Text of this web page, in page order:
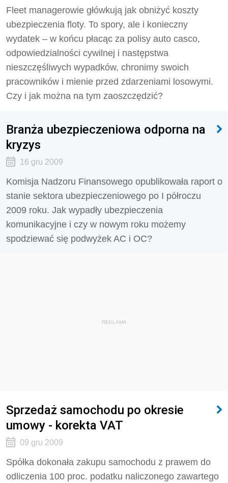
Fleet managerowie główkują jak obniżyć koszty
ubezpieczenia floty. To spory, ale i konieczny
wydatek – w końcu płacąc za polisy auto casco,
odpowiedzialności cywilnej i następstwa
nieszczęśliwych wypadków, chronimy swoich
pracowników i mienie przed zdarzeniami losowymi.
Czy i jak można na tym zaoszczędzić?
Branża ubezpieczeniowa odporna na
kryzys
16 gru 2009
Komisja Nadzoru Finansowego opublikowała raport o
stanie sektora ubezpieczeniowego po I półroczu
2009 roku. Jak wypadły ubezpieczenia
komunikacyjne i czy w nowym roku możemy
spodziewać się podwyżek AC i OC?
REKLAMA
Sprzedaż samochodu po okresie
umowy - korekta VAT
09 gru 2009
Spółka dokonała zakupu samochodu z prawem do
odliczenia 100 proc. podatku naliczonego zawartego